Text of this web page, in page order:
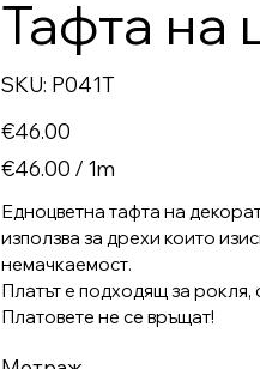
Тафта на
SKU: SKU
P041T
P041T
Price
€46.00
€46.00
per
€46.00 / 1m
Едноцветна тафта на
използва за дрехи които
немачкаемост.
Платът е подходящ за рокля,
Платовете не се връщат!